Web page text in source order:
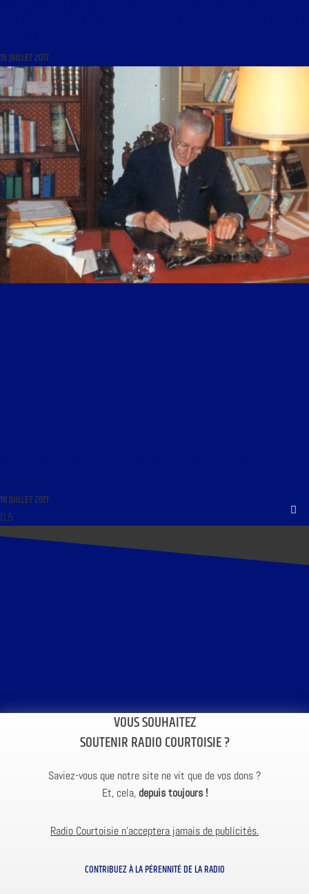
16 JUILLET 2017
18 JUILLET 2017
VOUS SOUHAITEZ
SOUTENIR RADIO COURTOISIE ?
Saviez-vous que notre site ne vit que de vos dons ?
Et, cela, depuis toujours !
Radio Courtoisie n’acceptera jamais de publicités.
CONTRIBUEZ À LA PÉRENNITÉ DE LA RADIO